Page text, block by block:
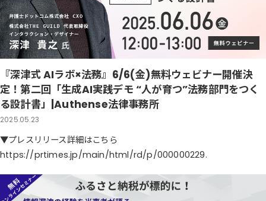
『深津式 AIラボ×法務』6/6(金)無料ウェビナー開催決
定！第二回「生成AI実践デモ “人が育つ”法務部門をつく
る設計書」|Authense法律事務所
2025.05.23
▼プレスリリース詳細はこちら
https://prtimes.jp/main/html/rd/p/000000229.